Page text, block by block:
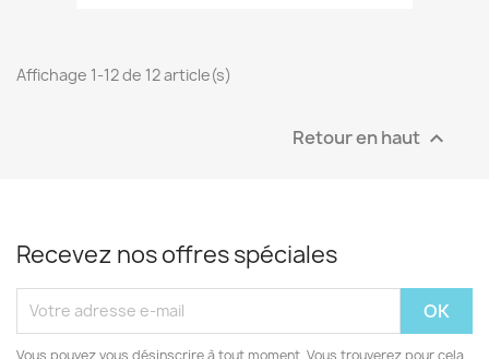
Affichage 1-12 de 12 article(s)
Retour en haut 
Recevez nos offres spéciales
Vous pouvez vous désinscrire à tout moment. Vous trouverez pour cela